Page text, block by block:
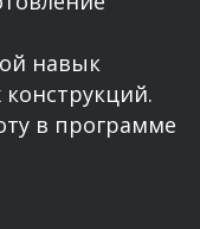
навык
в программе